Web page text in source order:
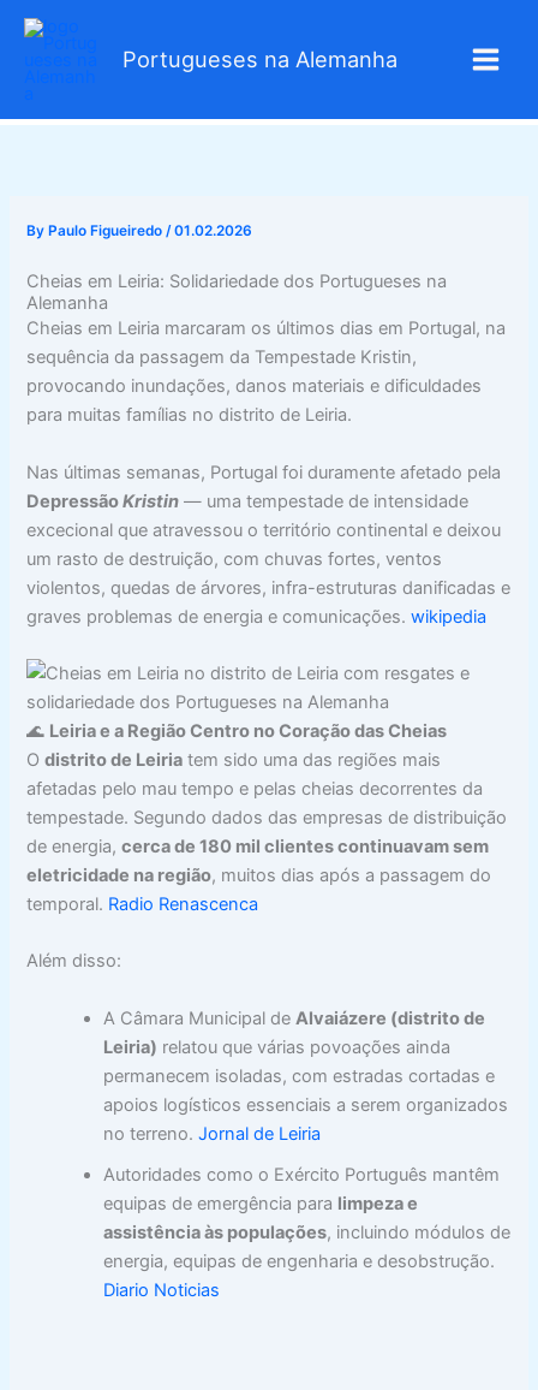
Skip
Portugueses na Alemanha
By Paulo Figueiredo/01.02.2026
Cheias em Leiria: Solidariedade dos Portugueses na
Alemanha
Cheias em Leiria marcaram os últimos dias em Portugal, na
sequência da passagem da Tempestade Kristin,
provocando inundações, danos materiais e dificuldades
para muitas famílias no distrito de Leiria.
Nas últimas semanas, Portugal foi duramente afetado pela
DepressãoKristin — uma tempestade de intensidade
excecional que atravessou o território continental e deixou
um rasto de destruição, com chuvas fortes, ventos
violentos, quedas de árvores, infra-estruturas danificadas e
graves problemas de energia e comunicações.wikipedia
🌊 Leiria e a Região Centro no Coração das Cheias
Odistrito de Leiria tem sido uma das regiões mais
afetadas pelo mau tempo e pelas cheias decorrentes da
tempestade. Segundo dados das empresas de distribuição
de energia,cerca de 180 mil clientes continuavam sem
eletricidade na região, muitos dias após a passagem do
temporal. Radio Renascenca
Além disso:
A Câmara Municipal deAlvaiázere (distrito de
Leiria) relatou que várias povoações ainda
permanecem isoladas, com estradas cortadas e
apoios logísticos essenciais a serem organizados
no terreno.Jornal de Leiria
Autoridades como o Exército Português mantêm
equipas de emergência para limpeza e
assistência às populações, incluindo módulos de
energia, equipas de engenharia e desobstrução.
Diario Noticias